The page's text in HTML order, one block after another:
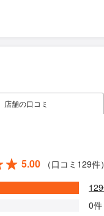
店舗の口コミ
5.00
（口コミ129件）
0件